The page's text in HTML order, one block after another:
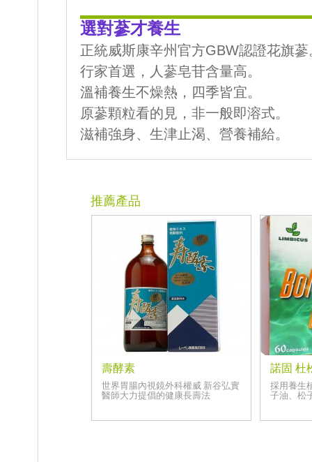
選對蔘才養生
正統威斯康辛州官方GBW認證花旗
行家首選，人蔘皂苷含量高。
溫補養生不燥熱，四季皆宜。
原蔘顆粒看的見，非一般即溶式。
滋補強身、生津止渴、營養補給。
推薦產品
壽酵素
世界胃腸內視鏡外科權威 新谷弘實
醫師大力提倡的健康長壽法
諾固 杜
採用養生
子油、松